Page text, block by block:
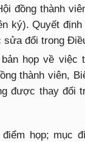
đồng thành
ký). Quyết
sửa đổi trong
họp về việc
thành viên,
được thay đổi
họp; mục